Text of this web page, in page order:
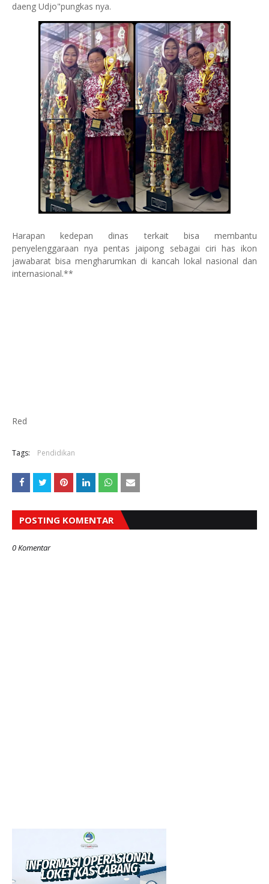
daeng Udjo"pungkas nya.
Harapan kedepan dinas terkait bisa membantu
penyelenggaraan nya pentas jaipong sebagai ciri has ikon
jawabarat bisa mengharumkan di kancah lokal nasional dan
internasional.**
Red
Tags: Pendidikan
POSTING KOMENTAR
0 Komentar